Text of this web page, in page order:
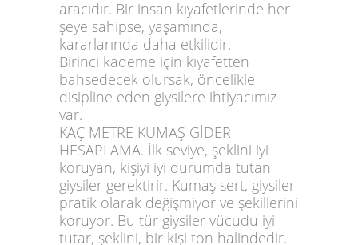
aracıdır. Bir insan kıyafetlerinde her
şeye sahipse, yaşamında,
kararlarında daha etkilidir.
Birinci kademe için kıyafetten
bahsedecek olursak, öncelikle
disipline eden giysilere ihtiyacımız
var.
KAÇ METRE KUMAŞ GİDER
HESAPLAMA. İlk seviye, şeklini iyi
koruyan, kişiyi iyi durumda tutan
giysiler gerektirir. Kumaş sert, giysiler
pratik olarak değişmiyor ve şekillerini
koruyor. Bu tür giysiler vücudu iyi
tutar, şeklini, bir kişi ton halindedir.